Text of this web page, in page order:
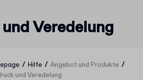
Veredelung
/ Hilfe / Angebot und Produkte /
und Veredelung